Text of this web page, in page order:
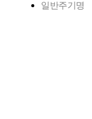
일반주기명